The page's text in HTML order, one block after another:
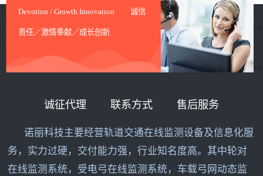
Devotion / Growth Innovation 诚信
责任／激情奉献／成长创新
诚征代理 联系方式 售后服务
诺丽科技主要经营轨道交通在线监测设备及信息化服
务，实力过硬，交付能力强，行业知名度高。其中轮对
在线监测系统，受电弓在线监测系统，车载弓网动态监